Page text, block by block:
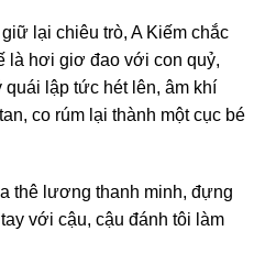
lại chiêu trò, A Kiếm chắc
là hơi giơ đao với con quỷ,
lập tức hét lên, âm khí
co rúm lại thành một cục bé
thê lương thanh minh, đựng
với cậu, cậu đánh tôi làm